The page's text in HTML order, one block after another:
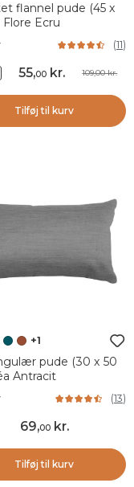
flannel pude (45 x
Ecru
(11)
55,00kr. 109,00 kr.
Tilføj til kurv
+1
pude (30 x 50
Antracit
(13)
69,00kr.
Tilføj til kurv